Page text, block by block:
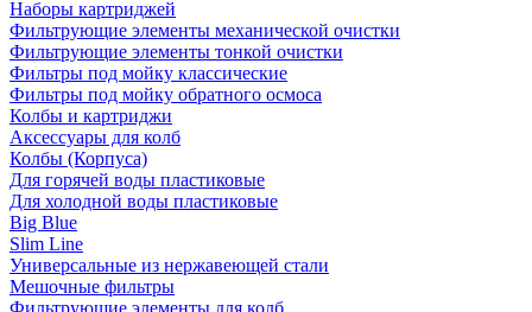
Наборы картриджей
Фильтрующие элементы механической очистки
Фильтрующие элементы тонкой очистки
Фильтры под мойку классические
Фильтры под мойку обратного осмоса
Колбы и картриджи
Аксессуары для колб
Колбы (Корпуса)
Для горячей воды пластиковые
Для холодной воды пластиковые
Big Blue
Slim Line
Универсальные из нержавеющей стали
Мешочные фильтры
Фильтрующие элементы для колб